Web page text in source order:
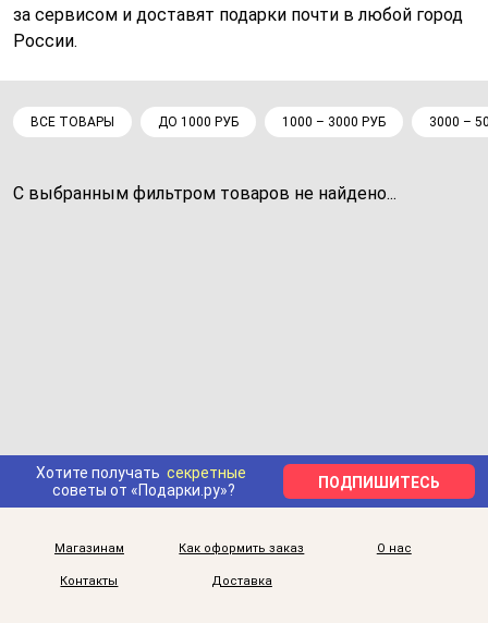
за сервисом и доставят подарки почти в любой город
России.
ВСЕ ТОВАРЫ ДО 1000 РУБ 1000 – 3000 РУБ 3000 –
С выбранным фильтром товаров не найдено...
Хотите получать секретные
советы от «Подарки.ру»?
ПОДПИШИТЕСЬ
Магазинам Как оформить заказ О нас
Контакты Доставка